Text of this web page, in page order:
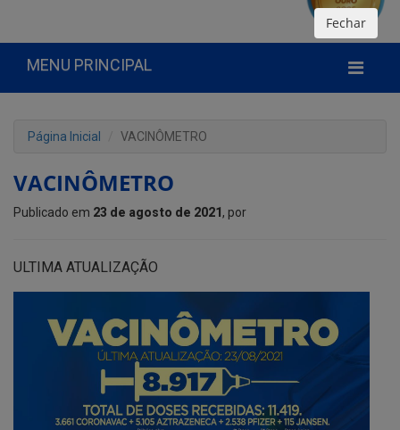
MENU PRINCIPAL
Página Inicial VACINÔMETRO
VACINÔMETRO
Publicado em 23 de agosto de 2021 , por
ULTIMA ATUALIZAÇÃO
Fechar